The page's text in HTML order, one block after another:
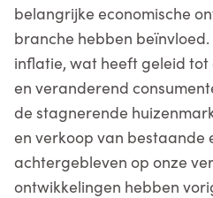
belangrijke economische
branche hebben
inflatie, wat heeft geleid
en veranderend
de stagnerende
en verkoop van bestaande
achtergebleven op onze
ontwikkelingen hebben